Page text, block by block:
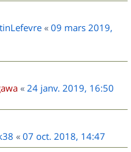
« 09 mars 2019,
« 24 janv. 2019, 16:50
« 07 oct. 2018, 14:47